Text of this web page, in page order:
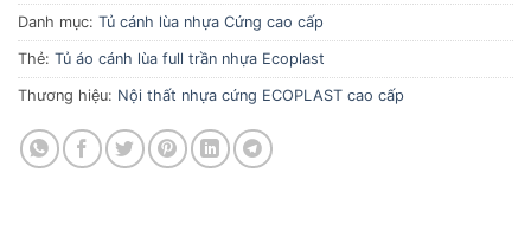
Danh mục: Tủ cánh lùa nhựa Cứng cao cấp
Thẻ: Tủ áo cánh lùa full trần nhựa Ecoplast
Thương hiệu: Nội thất nhựa cứng ECOPLAST cao cấp